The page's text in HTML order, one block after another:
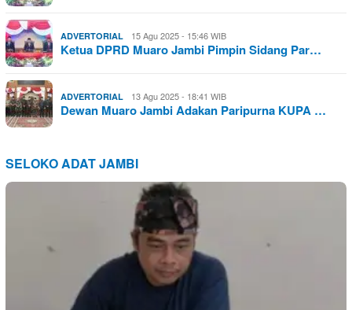
ADVERTORIAL 15 Agu 2025 - 15:46 WIB
Ketua DPRD Muaro Jambi Pimpin Sidang Par…
ADVERTORIAL 13 Agu 2025 - 18:41 WIB
Dewan Muaro Jambi Adakan Paripurna KUPA …
SELOKO ADAT JAMBI